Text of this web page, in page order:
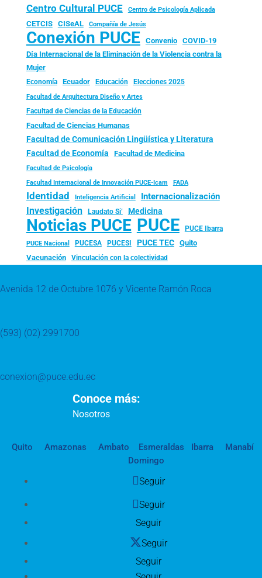
Centro Cultural PUCE Centro de Psicología Aplicada
CETCIS CISeAL Compañía de Jesús
Conexión PUCE Convenio
COVID-19
Día Internacional de la Eliminación de la Violencia contra la
Mujer
Economía Ecuador Educación Elecciones 2025
Facultad de Arquitectura Diseño y Artes
Facultad de Ciencias de la Educación
Facultad de Ciencias Humanas
Facultad de Comunicación Lingüística y Literatura
Facultad de Economía Facultad de Medicina
Facultad de Psicología
Facultad Internacional de Innovación PUCE-Icam FADA
Identidad Inteligencia Artificial Internacionalización
Investigación Laudato Si’ Medicina
Noticias PUCE PUCE PUCE Ibarra
PUCE Nacional PUCESA PUCESI PUCE TEC
Quito
Vacunación
Vinculación con la colectividad
Avenida 12 de Octubre 1076 y Vicente Ramón Roca
(593) (02) 2991700
conexion@puce.edu.ec
Conoce más:
Nosotros
Quito Amazonas Ambato Esmeraldas Ibarra
Manabí
Domingo
Seguir
Seguir
Seguir
Seguir
Seguir